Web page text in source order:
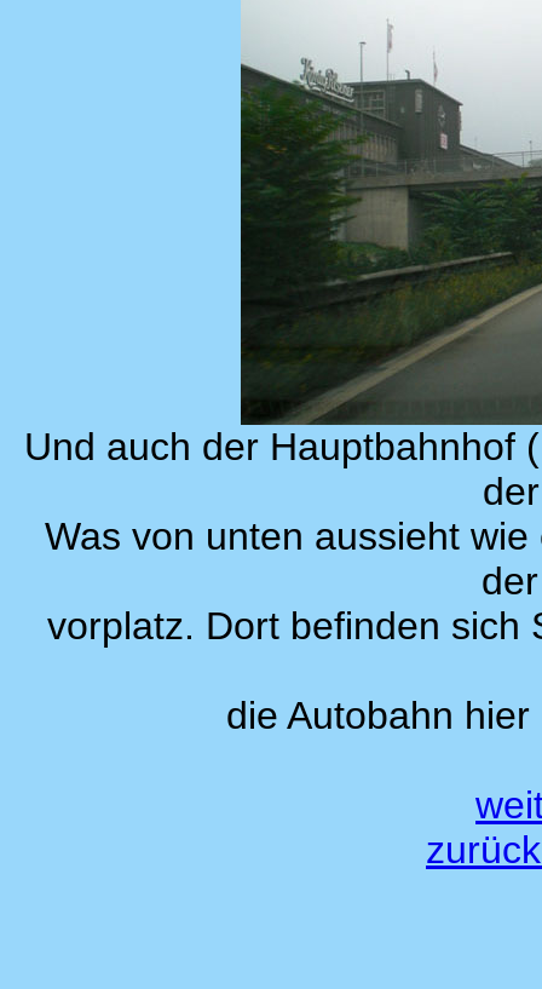
Und auch der Hauptbahnhof
Was von unten aussieht
vorplatz. Dort befinden sich
die Autobahn